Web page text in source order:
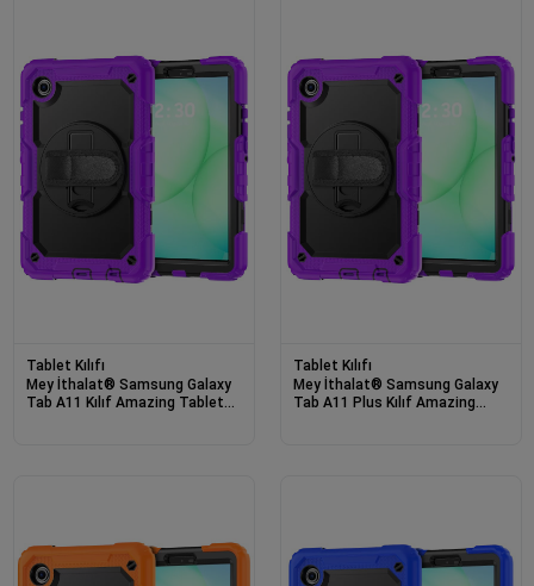
Tablet Kılıfı
Mey İthalat® Samsung Galaxy
Tab A11 Kılıf Amazing Tablet
Tablet Kılıfı
Mey İthalat® Samsung Galaxy
Tab A11 Plus Kılıf Amazing